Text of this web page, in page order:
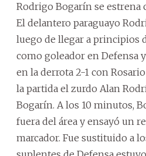
Rodrigo Bogarín se estrena
El delantero paraguayo
luego de llegar a principios
como goleador en Defensa
en la derrota 2-1 con
la partida el zurdo Alan
Bogarín. A los 10 minutos,
fuera del área y ensayó un
marcador. Fue sustituido a